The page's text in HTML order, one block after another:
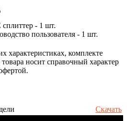
сплиттер - 1 шт.
пользователя - 1 шт.
характеристиках, комплекте
носит справочный характер
Скачать